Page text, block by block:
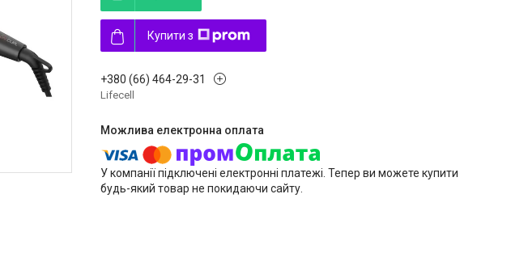
Купити з
+380 (66) 464-29-31
Lifecell
У компанії підключені електронні платежі. Тепер ви можете купити
будь-який товар не покидаючи сайту.